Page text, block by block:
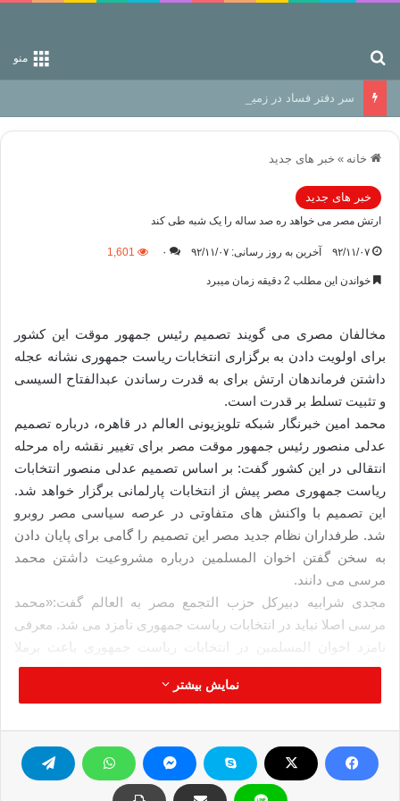
منو
سر دفتر فساد در زمین‌، دوری وکناره‌گیری از راه خداست‌!
خانه » خبر های جدید
خبر های جدید
ارتش مصر می خواهد ره صد ساله را یک شبه طی کند
۹۲/۱۱/۰۷ آخرین به روز رسانی: ۹۲/۱۱/۰۷ ۰ 1,601
خواندن این مطلب 2 دقیقه زمان میبرد
مخالفان مصری می گویند تصمیم رئیس جمهور موقت این کشور
برای اولویت دادن به برگزاری انتخابات ریاست جمهوری نشانه عجله
داشتن فرماندهان ارتش برای به قدرت رساندن عبدالفتاح السیسی
و تثبیت تسلط بر قدرت است.
محمد امین خبرنگار شبکه تلویزیونی العالم در قاهره، درباره تصمیم
عدلی منصور رئیس جمهور موقت مصر برای تغییر نقشه راه مرحله
انتقالی در این کشور گفت: بر اساس تصمیم عدلی منصور انتخابات
ریاست جمهوری مصر پیش از انتخابات پارلمانی برگزار خواهد شد.
این تصمیم با واکنش های متفاوتی در عرصه سیاسی مصر روبرو
شد. طرفداران نظام جدید مصر این تصمیم را گامی برای پایان دادن
به سخن گفتن اخوان المسلمین درباره مشروعیت داشتن محمد
مرسی می دانند.
مجدی شرابیه دبیرکل حزب التجمع مصر به العالم گفت:«محمد
مرسی اصلا نباید در انتخابات ریاست جمهوری نامزد می شد. معرفی
نامزد اخوان المسلمین در انتخابات ریاست جمهوری باعث برملا
شدن طرح های اخوان المسلمین در هشتاد و پنج سال گذشته و
تصمیم عدلی منصور نشانه شتابزدگی فرماندهان ارتش برای معرفی
رئیس جمهور آینده این کشور و تسلط بیشتر بر قدرت است.
مجدی احمد حسین رئیس حزب استقلال مصر به العالم گفت:«این
نمایش بیشتر